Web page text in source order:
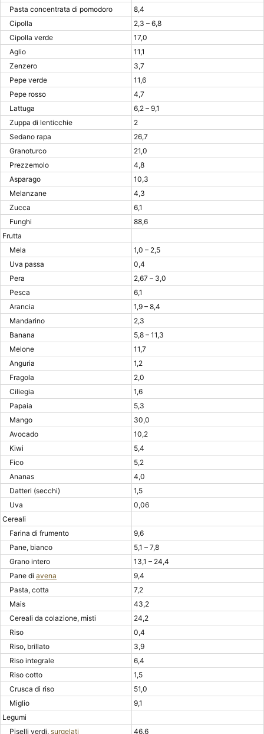
Pasta concentrata di pomodoro
8,4
Cipolla
2,3 – 6,8
Cipolla verde
17,0
Aglio
11,1
Zenzero
3,7
Pepe verde
11,6
Pepe rosso
4,7
Lattuga
6,2 – 9,1
Zuppa di lenticchie
2
Sedano rapa
26,7
Granoturco
21,0
Prezzemolo
4,8
Asparago
10,3
Melanzane
4,3
Zucca
6,1
Funghi
88,6
Frutta
Mela
1,0 – 2,5
Uva passa
0,4
Pera
2,67 – 3,0
Pesca
6,1
Arancia
1,9 – 8,4
Mandarino
2,3
Banana
5,8 – 11,3
Melone
11,7
Anguria
1,2
Fragola
2,0
Ciliegia
1,6
Papaia
5,3
Mango
30,0
Avocado
10,2
Kiwi
5,4
Fico
5,2
Ananas
4,0
Datteri (secchi)
1,5
Uva
0,06
Cereali
Farina di frumento
9,6
Pane, bianco
5,1 – 7,8
Grano intero
13,1 – 24,4
Pane di avena
9,4
Pasta, cotta
7,2
Mais
43,2
Cereali da colazione, misti
24,2
Riso
0,4
Riso, brillato
3,9
Riso integrale
6,4
Riso cotto
1,5
Crusca di riso
51,0
Miglio
9,1
Legumi
Piselli verdi, surgelati
46,6